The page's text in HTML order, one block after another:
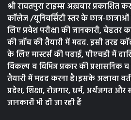
श्री रावतपुरा टाइम्स अख़बार प्रकाशित
कॉलेज /यूनिवर्सिटी स्तर के छात्र-
लिए प्रवेश परीक्षा की जानकारी, बेहतर
की जॉब की तैयारी में मदद. इसी तरह
के लिए मास्टर्स की पढाई, पीएचडी में
विकल्प व विभिन्न प्रकार की प्रशासनिक
तैयारी में मदद करना है।इसके अलावा
प्रदेश, शिक्षा, रोजगार, धर्म, अर्थजगत
जानकारी भी दी जा रही हैं